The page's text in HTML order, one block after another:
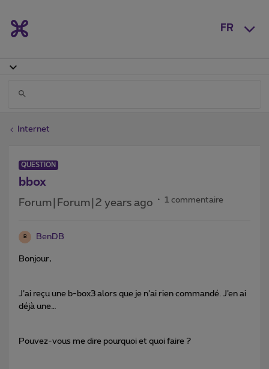
FR
Internet
QUESTION
bbox
Forum|Forum|2 years ago 1 commentaire
B BenDB
Bonjour,
J’ai reçu une b-box3 alors que je n’ai rien commandé. J’en ai
déjà une…
Pouvez-vous me dire pourquoi et quoi faire ?